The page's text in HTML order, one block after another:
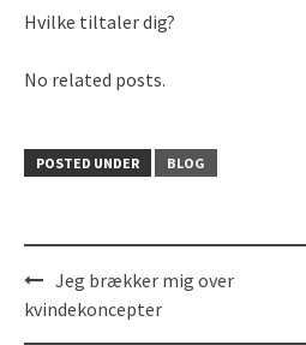
Hvilke tiltaler dig?
No related posts.
POSTED UNDER BLOG
Post
navigation
Jeg brækker mig over
kvindekoncepter